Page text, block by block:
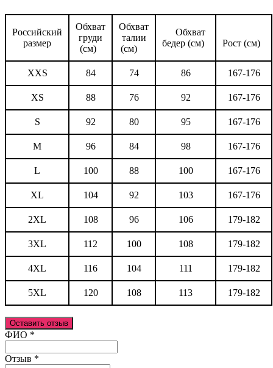
Российский
размер
Обхват
груди
(см)
Обхват
талии
(см)
Обхват
бедер (см)
Рост (см)
XXS 84 74 86 167-176
XS 88 76 92 167-176
S 92 80 95 167-176
M 96 84 98 167-176
L 100 88 100 167-176
XL 104 92 103 167-176
2XL 108 96 106 179-182
3XL 112 100 108 179-182
4XL 116 104 111 179-182
5XL 120 108 113 179-182
Оставить отзыв
Ваш отзыв был отправлен!
ФИО *
Отзыв *